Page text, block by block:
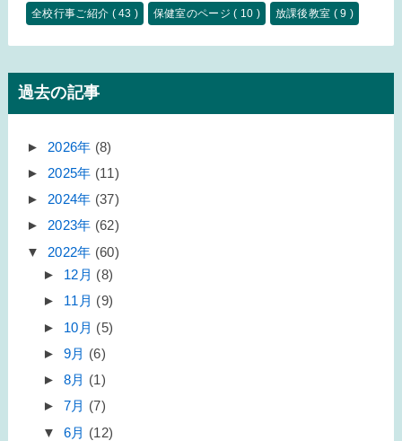
全校行事ご紹介 ( 43 ) 保健室のページ( 10 ) 放課後教室 ( 9 )
過去の記事
► 2026年 (8)
► 2025年 (11)
► 2024年 (37)
► 2023年 (62)
▼ 2022年 (60)
► 12月 (8)
► 11月 (9)
► 10月 (5)
► 9月 (6)
► 8月 (1)
► 7月 (7)
▼ 6月 (12)